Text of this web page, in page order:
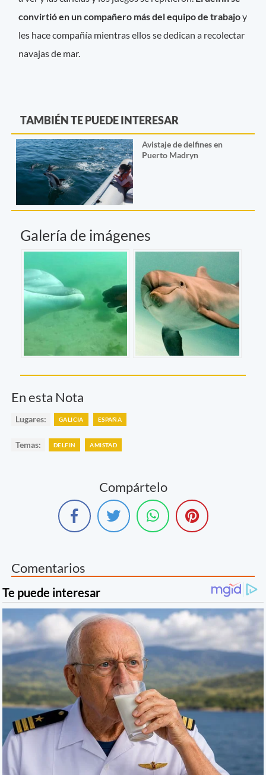
convirtió en un compañero más del equipo de trabajoy
les hace compañía mientras ellos se dedican a recolectar
navajas de mar.
TAMBIÉN TE PUEDE INTERESAR
Avistaje de delfines en
Puerto Madryn
Galería de imágenes
En esta Nota
Lugares: GALICIA ESPAÑA
Temas: DELFIN AMISTAD
Compártelo
Comentarios